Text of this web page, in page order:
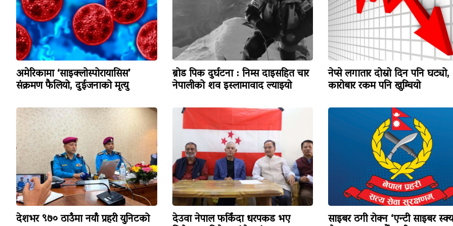
अमेरिकामा ‘साइक्लोस्पोरायासिस’
संक्रमण फैलियो, दुईजनाको मृत्यु
ब्रोड पिक दुर्घटना : निम्स दाइसहित चार
नेपालीको शव इस्लामावाद ल्याइयो
नेप्से लगातार दोस्रो दिन पनि घट्यो,
कारोबार रकम पनि खुम्चियो
देशभर ९७० ठाउँमा नयाँ प्रहरी युनिटको देउवा नेपाल फर्किंदा धरपकड भए साइबर ठगी रोक्न ‘एन्टी साइबर